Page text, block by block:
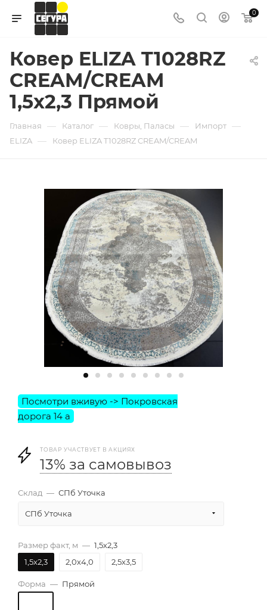
0
Ковер ELIZA T1028RZ
CREAM/CREAM
1,5x2,3 Прямой
Главная — Каталог — Ковры, Паласы — Импорт —
ELIZA — Ковер ELIZA T1028RZ CREAM/CREAM
ТОВАР УЧАСТВУЕТ В АКЦИЯХ
13% за самовывоз
Склад — СПб Уточка
СПб Уточка
Размер факт, м — 1,5х2,3
1,5х2,3
2,0х4,0 2,5х3,5
Форма — Прямой